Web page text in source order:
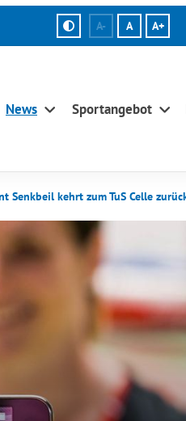
A- A A+
News Sportangebot
Senkbeil kehrt zum TuS Celle zurück